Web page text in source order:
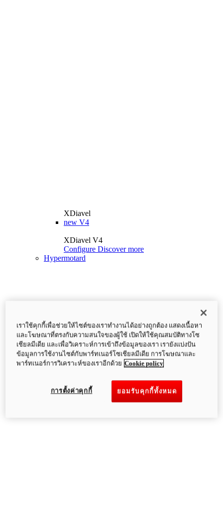
XDiavel
new V4
XDiavel V4
Configure Discover more
Hypermotard
เราใช้คุกกี้เพื่อช่วยให้ไซต์ของเราทำงานได้อย่างถูกต้อง แสดงเนื้อหา
และโฆษณาที่ตรงกับความสนใจของผู้ใช้ เปิดให้ใช้คุณสมบัติทางโซ
เชียลมีเดีย และเพื่อวิเคราะห์การเข้าถึงข้อมูลของเรา เรายังแบ่งปัน
ข้อมูลการใช้งานไซต์กับพาร์ทเนอร์โซเชียลมีเดีย การโฆษณาและ
พาร์ทเนอร์การวิเคราะห์ของเราอีกด้วย Cookie policy
ยอมรับคุกกี้ทั้งหมด
การตั้งค่าคุกกี้